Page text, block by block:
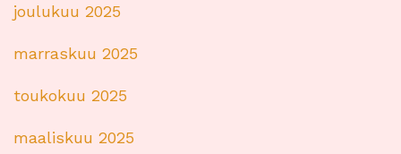
joulukuu 2025
marraskuu 2025
toukokuu 2025
maaliskuu 2025